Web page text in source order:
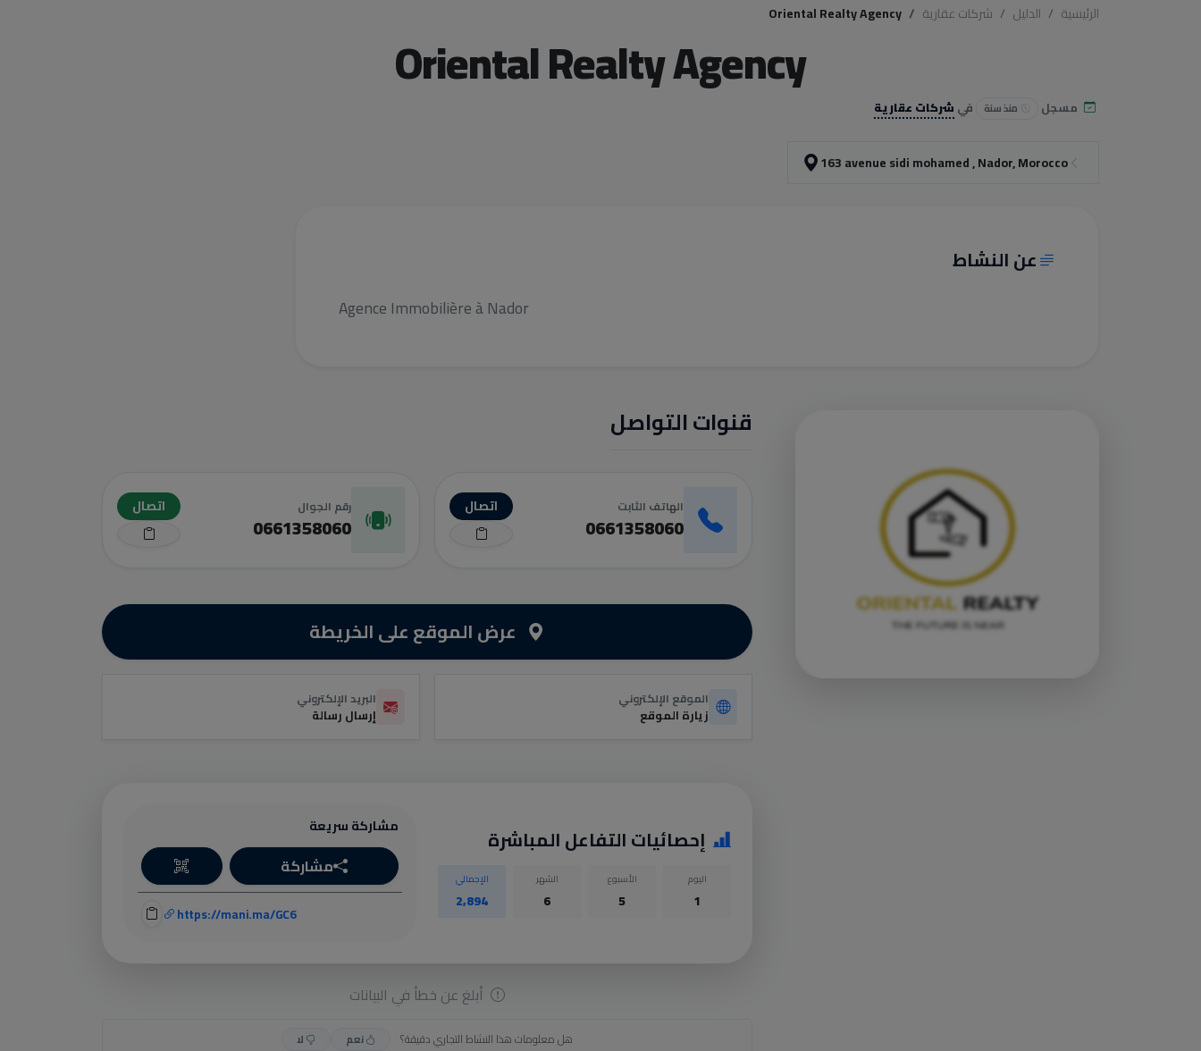
الرئيسية الدليل شركات عقارية Oriental Realty Agency
Oriental Realty Agency
مسجل منذ سنة في شركات عقارية
163 avenue sidi mohamed , Nador, Morocco
عن النشاط
Agence Immobilière à Nador
قنوات التواصل
الهاتف الثابت
0661358060
اتصال رقم الجوال
0661358060
اتصال
عرض الموقع على الخريطة
الموقع الإلكتروني
زيارة الموقع
البريد الإلكتروني
إرسال رسالة
إحصائيات التفاعل المباشرة
اليوم
1
الأسبوع
5
الشهر
6
الإجمالي
2,894
مشاركة سريعة
مشاركة
https://mani.ma/GC6
أبلغ عن خطأ في البيانات
هل معلومات هذا النشاط التجاري دقيقة؟ نعم لا